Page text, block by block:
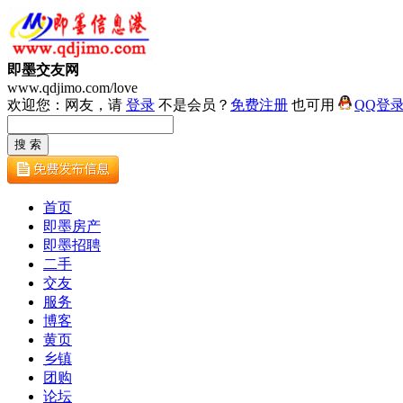
即墨交友网
www.qdjimo.com/love
欢迎您：网友，请 登录 不是会员？ 免费注册 也可用 QQ登
首页
即墨房产
即墨招聘
二手
交友
服务
博客
黄页
乡镇
团购
论坛